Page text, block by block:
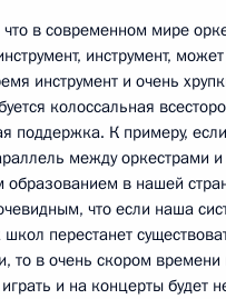
что в современном мире
инструмент,
инструмент и очень
колоссальная
поддержка. К примеру,
между оркестрами и
в нашей
что если наша
перестанет
то в очень скором времени
и на концерты будет